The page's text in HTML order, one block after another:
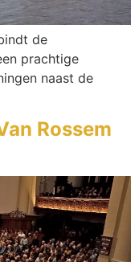
de
prachtige
naast de
Rossem